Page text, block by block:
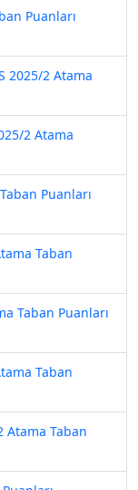
Puanları
2025/2 Atama
2 Atama
Puanları
Taban
Taban Puanları
Taban
Atama Taban